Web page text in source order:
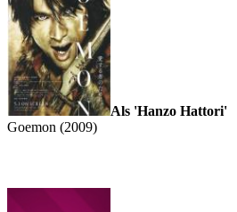
Als 'Hanzo Hattori'
Goemon (2009)